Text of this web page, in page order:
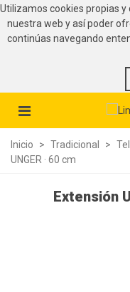
Utilizamos cookies propias y
nuestra web y así poder
continúas navegando
Inicio > Tradicional >
UNGER · 60 cm
Extensión